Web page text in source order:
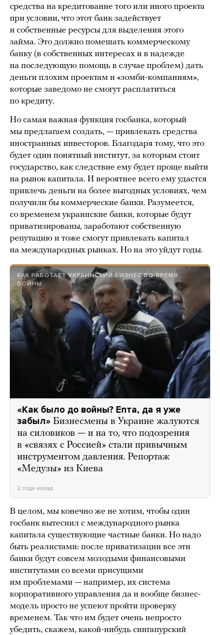
средства на кредитование того или иного проекта
при условии, что этот банк задействует
и собственные ресурсы для выделения этого
займа. Это должно помешать коммерческому
банку (в собственных интересах и в надежде
на последующую помощь в случае проблем) дать
деньги плохим проектам и «зомби-компаниям»,
которые заведомо не смогут расплатиться
по кредиту.
Но самая важная функция госбанка, который
мы предлагаем создать, — привлекать средства
иностранных инвесторов. Благодаря тому, что это
будет один понятный институт, за которым стоит
государство, как следствие ему будет проще выйти
на рынок капитала. И вероятнее всего ему удастся
привлечь деньги на более выгодных условиях, чем
получили бы коммерческие банки. Разумеется,
со временем украинские банки, которые будут
приватизированы, заработают собственную
репутацию и тоже смогут привлекать капитал
на международных рынках. Но на это уйдут годы.
КАК РАБОТАЕТ УКРАИНСКИЙ БИЗНЕС ВО ВРЕМЯ
ВОЙНЫ
«Как было до войны? Епта, да я уже
забыл» Бизнесмены в Украине жалуются
на силовиков — и на то, что подозрения
в «связях с Россией» стали привычным
инструментом давления. Репортаж
«Медузы» из Киева
2 года назад
В целом, мы конечно же не хотим, чтобы один
госбанк вытеснил с международного рынка
капитала существующие частные банки. Но надо
быть реалистами: после приватизации все эти
банки будут совсем молодыми финансовыми
институтами со всеми присущими
им проблемами — например, их система
корпоративного управления да и вообще бизнес-
модель просто не успеют пройти проверку
временем. Так что им будет очень непросто
убедить, скажем, какой-нибудь сингапурский